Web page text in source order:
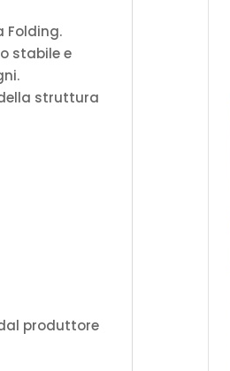
Folding.
stabile e
struttura
produttore